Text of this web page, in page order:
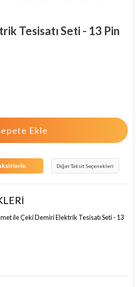
Tesisatı Seti - 13 Pin
Diğer Taksit Seçenekleri
ile Çeki Demiri Elektrik Tesisatı Seti - 13